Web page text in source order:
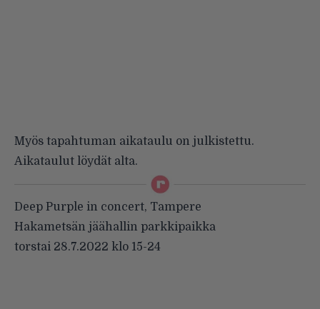
Myös tapahtuman aikataulu on julkistettu.
Aikataulut löydät alta.
Deep Purple in concert, Tampere
Hakametsän jäähallin parkkipaikka
torstai 28.7.2022 klo 15-24